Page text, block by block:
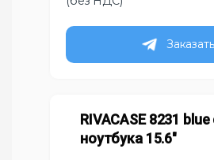
RIVACASE 8231
ноутбука 15.6″